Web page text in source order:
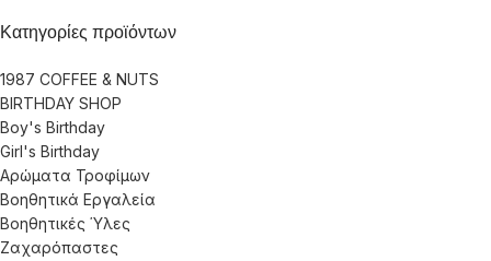
Κατηγορίες προϊόντων
1987 COFFEE & NUTS
BIRTHDAY SHOP
Boy's Birthday
Girl's Birthday
Αρώματα Τροφίμων
Βοηθητικά Εργαλεία
Βοηθητικές Ύλες
Ζαχαρόπαστες